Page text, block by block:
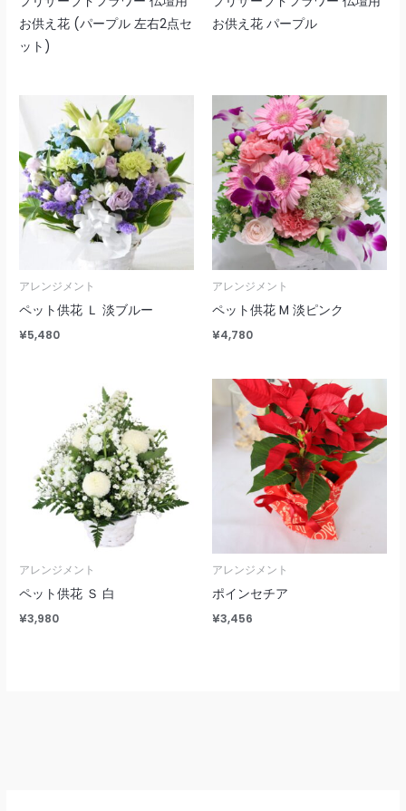
お供え花 (パープル 左右2点セ
ット)
お供え花 パープル
アレンジメント
ペット供花 Ｌ 淡ブルー
¥5,480
アレンジメント
ペット供花 M 淡ピンク
¥4,780
アレンジメント
ペット供花 Ｓ 白
¥3,980
アレンジメント
ポインセチア
¥3,456